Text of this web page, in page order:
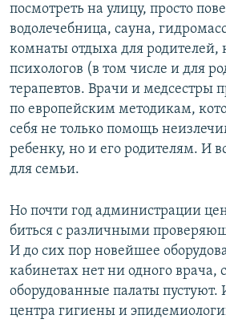
посмотреть на улицу, просто
водолечебница, сауна,
комнаты отдыха для родителей,
психологов (в том числе и для
терапевтов. Врачи и медсестры
по европейским методикам,
себя не только помощь
ребенку, но и его родителям. И
для семьи.
Но почти год администрации
биться с различными
И до сих пор новейшее
кабинетах нет ни одного врача,
оборудованные палаты пустуют.
центра гигиены и